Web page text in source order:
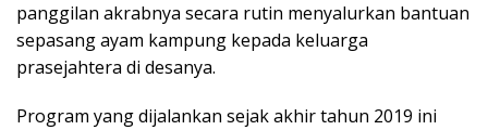
panggilan akrabnya secara rutin menyalurkan bantuan
sepasang ayam kampung kepada keluarga
prasejahtera di desanya.
Program yang dijalankan sejak akhir tahun 2019 ini